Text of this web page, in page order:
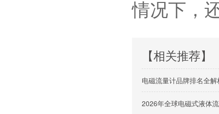
情况下，
【相关推荐】
电磁流量计品牌排名全
2026年全球电磁式液体